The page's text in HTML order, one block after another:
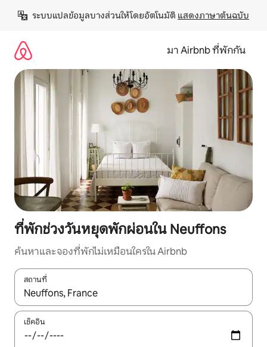
เนื้อหา
ระบบแปลข้อมูลบางส่วนให้โดยอัตโนมัติ แสดงภาษาต้นฉบับ
มา Airbnb ที่พักกัน
ที่พักช่วงวันหยุดพักผ่อนใน Neuffons
ค้นหาและจองที่พักไม่เหมือนใครใน Airbnb
สถานที่
ใช้ลูกศรขึ้นลง หรือใช้การสัมผัสหรือปัด เพื่อสำรวจผลการค้นหา
เช็คอิน